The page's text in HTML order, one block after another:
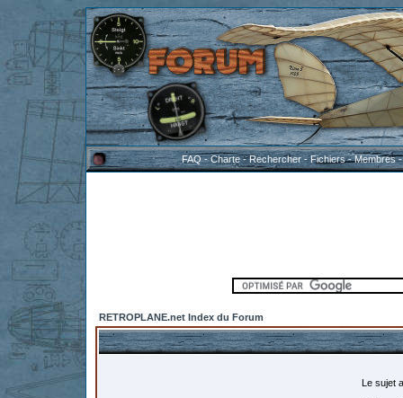
FAQ-Charte-Rechercher-Fichiers-Membres
RETROPLANE.net Index du Forum
Le sujet